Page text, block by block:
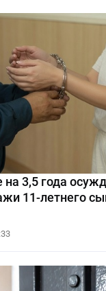
на 3,5 года
11-летнего